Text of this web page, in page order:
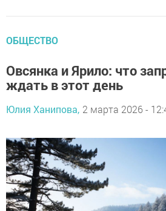
ОБЩЕСТВО
Овсянка и Ярило: что
ждать в этот день
Юлия Ханипова, 2 марта 2026 -